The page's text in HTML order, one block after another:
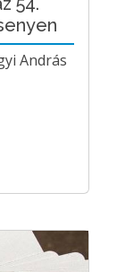
András